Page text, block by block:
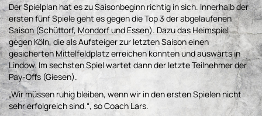
Der Spielplan hat es zu Saisonbeginn richtig in sich. Innerhalb der
ersten fünf Spiele geht es gegen die Top 3 der abgelaufenen
Saison (Schüttorf, Mondorf und Essen). Dazu das Heimspiel
gegen Köln, die als Aufsteiger zur letzten Saison einen
gesicherten Mittelfeldplatz erreichen konnten und auswärts in
Lindow. Im sechsten Spiel wartet dann der letzte Teilnehmer der
Pay-Offs (Giesen).
„Wir müssen ruhig bleiben, wenn wir in den ersten Spielen nicht
sehr erfolgreich sind.“, so Coach Lars.